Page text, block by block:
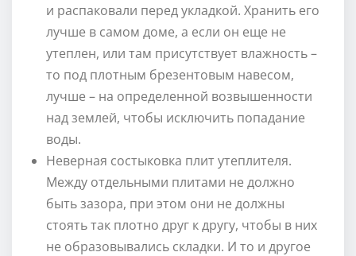
и распаковали перед укладкой. Хранить его
лучше в самом доме, а если он еще не
утеплен, или там присутствует влажность –
то под плотным брезентовым навесом,
лучше – на определенной возвышенности
над землей, чтобы исключить попадание
воды.
Неверная состыковка плит утеплителя.
Между отдельными плитами не должно
быть зазора, при этом они не должны
стоять так плотно друг к другу, чтобы в них
не образовывались складки. И то и другое